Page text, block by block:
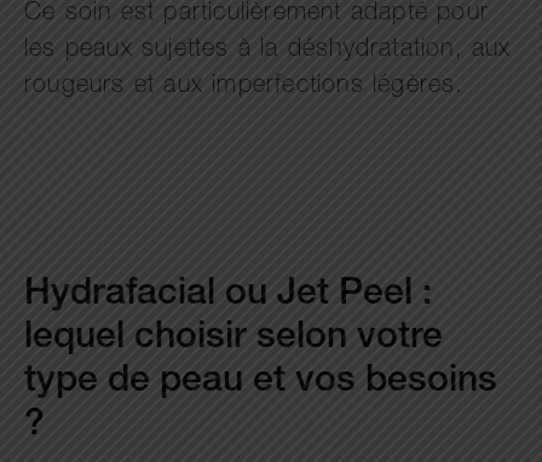
Ce soin est particulièrement adapté pour
les peaux sujettes à la déshydratation, aux
rougeurs et aux imperfections légères.
Hydrafacial ou Jet Peel :
lequel choisir selon votre
type de peau et vos besoins
?